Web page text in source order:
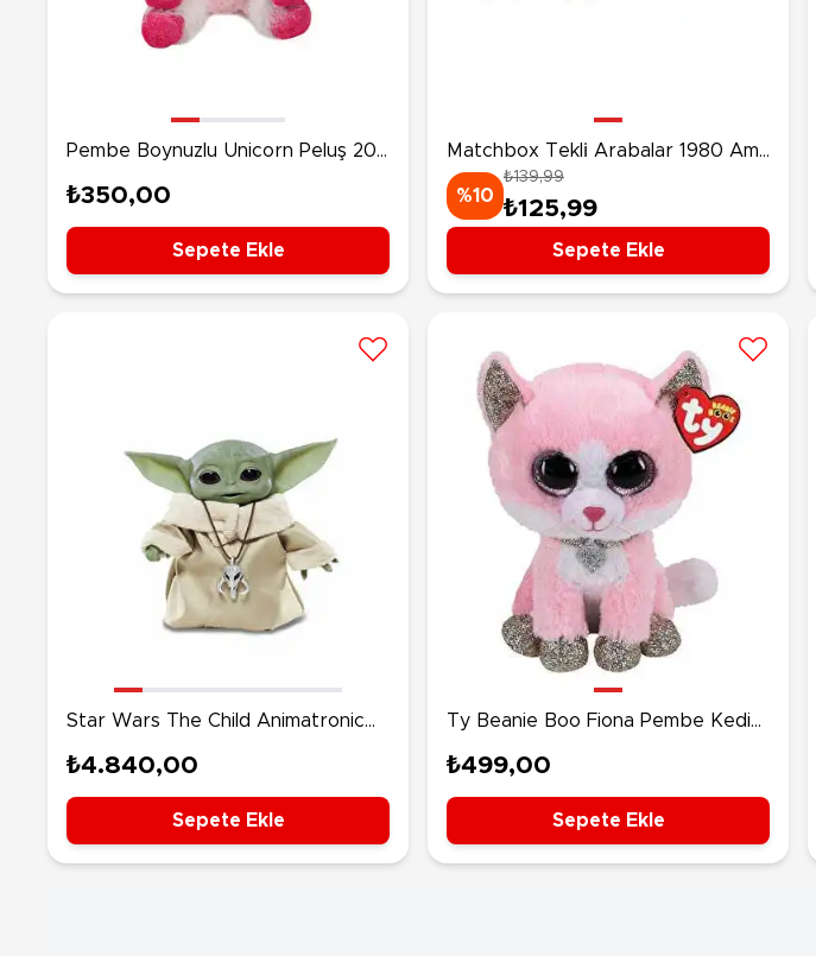
Pembe Boynuzlu Unicorn Peluş 20
₺350,00
Sepete Ekle
Matchbox Tekli̇ Arabalar 1980 Amc
Eagle JBR92
%10
₺139,99
₺125,99
Sepete Ekle
Star Wars The Child Animatronic
₺4.840,00
Sepete Ekle
Ty Beanie Boo Fiona Pembe Kedi
₺499,00
Sepete Ekle